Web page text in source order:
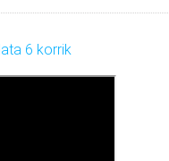
6 korrik